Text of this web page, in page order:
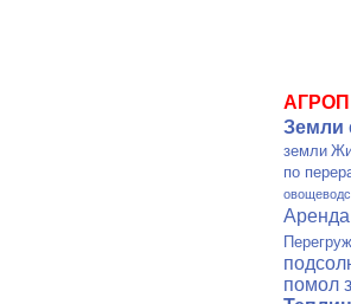
Земли
земли
по
помол